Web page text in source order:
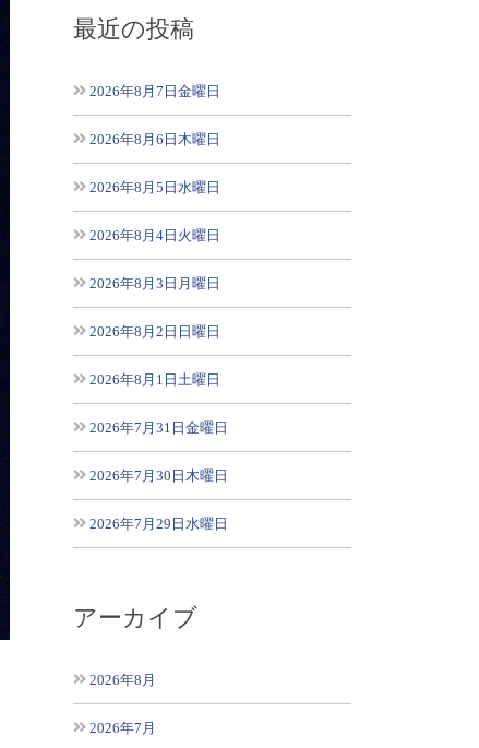
最近の投稿
2026年8月7日金曜日
2026年8月6日木曜日
2026年8月5日水曜日
2026年8月4日火曜日
2026年8月3日月曜日
2026年8月2日日曜日
2026年8月1日土曜日
2026年7月31日金曜日
2026年7月30日木曜日
2026年7月29日水曜日
アーカイブ
2026年8月
2026年7月